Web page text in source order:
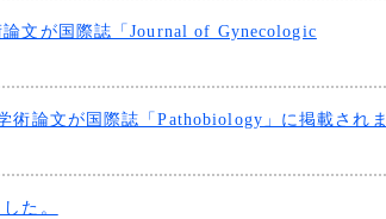
文が国際誌「Journal of Gynecologic
論文が国際誌「Pathobiology」に掲載されま
た。